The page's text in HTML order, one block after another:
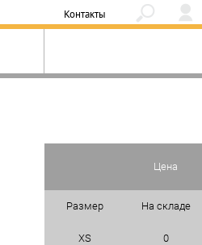
Контакты
Цена
Размер На складе
XS 0